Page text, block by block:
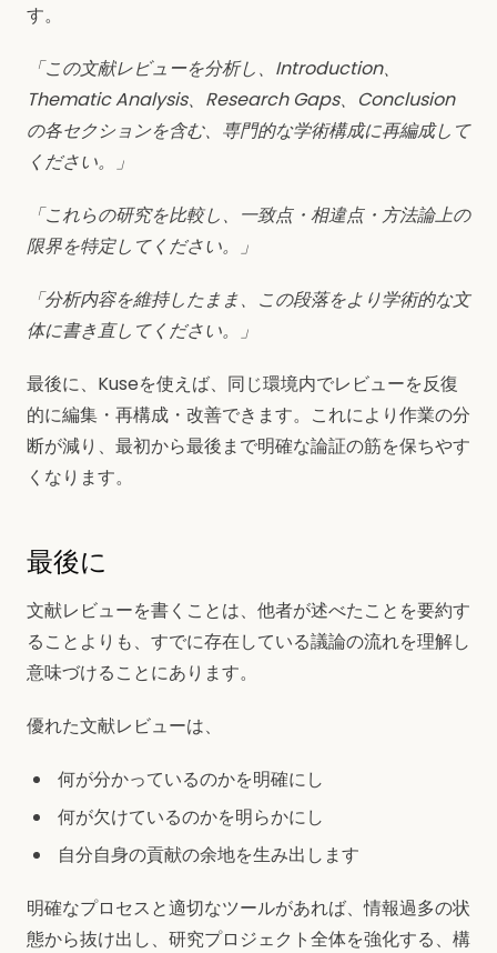
す。
「この文献レビューを分析し、Introduction、
Thematic Analysis、Research Gaps、Conclusion
の各セクションを含む、専門的な学術構成に再編成して
ください。」
「これらの研究を比較し、一致点・相違点・方法論上の
限界を特定してください。」
「分析内容を維持したまま、この段落をより学術的な文
体に書き直してください。」
最後に、Kuseを使えば、同じ環境内でレビューを反復
的に編集・再構成・改善できます。これにより作業の分
断が減り、最初から最後まで明確な論証の筋を保ちやす
くなります。
最後に
文献レビューを書くことは、他者が述べたことを要約す
ることよりも、すでに存在している議論の流れを理解し
意味づけることにあります。
優れた文献レビューは、
何が分かっているのかを明確にし
何が欠けているのかを明らかにし
自分自身の貢献の余地を生み出します
明確なプロセスと適切なツールがあれば、情報過多の状
態から抜け出し、研究プロジェクト全体を強化する、構